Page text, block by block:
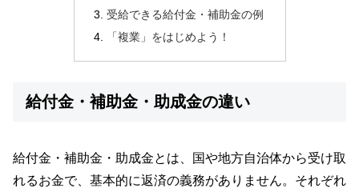
受給できる給付金・補助金の例
「複業」をはじめよう！
給付金・補助金・助成金の違い
給付金・補助金・助成金とは、国や地方自治体から受け取
れるお金で、基本的に返済の義務がありません。それぞれ